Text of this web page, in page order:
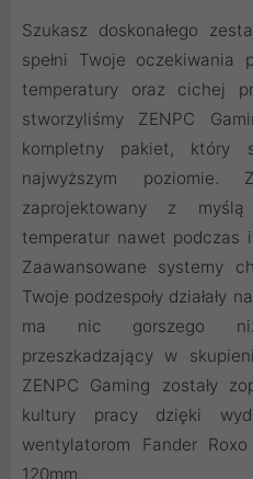
Szukasz doskonałego
spełni Twoje oczekiwania
temperatury oraz cichej
stworzyliśmy ZENPC
kompletny pakiet, który
najwyższym poziomie.
zaprojektowany z
temperatur nawet podczas
Zaawansowane systemy
Twoje podzespoły działały
ma nic gorszego niż
przeszkadzający w
ZENPC Gaming zostały
kultury pracy dzięki
wentylatorom Fander
120mm.